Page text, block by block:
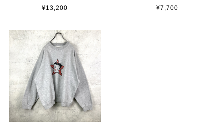
¥13,200
¥7,700